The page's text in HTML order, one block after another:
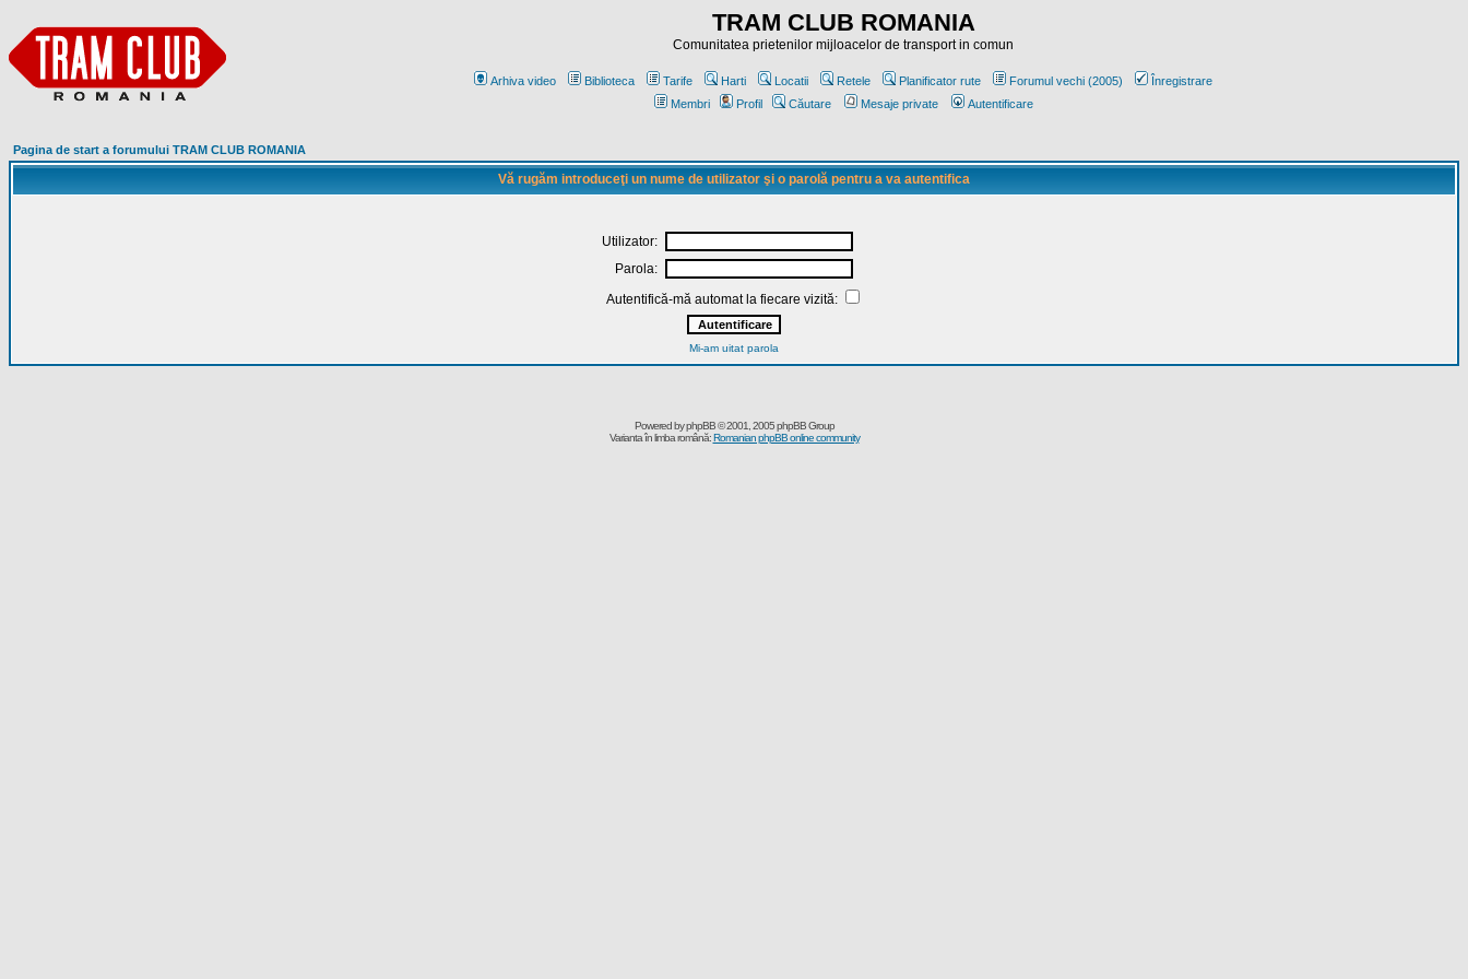
TRAM CLUB ROMANIA
Comunitatea prietenilor mijloacelor de transport in comun
Arhiva video Biblioteca Tarife Harti Locatii Retele Planificator rute Forumul vechi (2005)
Înregistrare
Membri
Profil Căutare Mesaje private Autentificare
Pagina de start a forumului TRAM CLUB ROMANIA
Vă rugăm introduceţi un nume de utilizator şi o parolă pentru a va autentifica
Utilizator:
Parola:
Autentifică-mă automat la fiecare vizită:
Mi-am uitat parola
Powered byphpBB© 2001, 2005 phpBB Group
Varianta în limba română:Romanian phpBB online community